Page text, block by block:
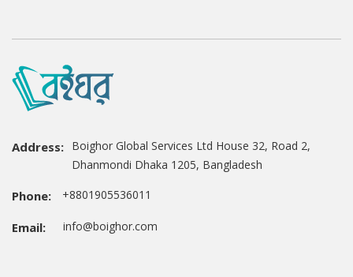
Address: Boighor Global Services Ltd House 32, Road 2,
Dhanmondi Dhaka 1205, Bangladesh
Phone: +8801905536011
Email: info@boighor.com